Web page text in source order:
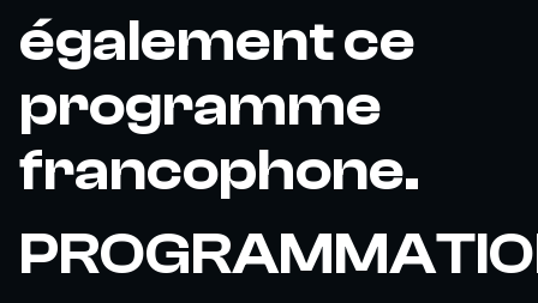
également ce
programme
francophone.